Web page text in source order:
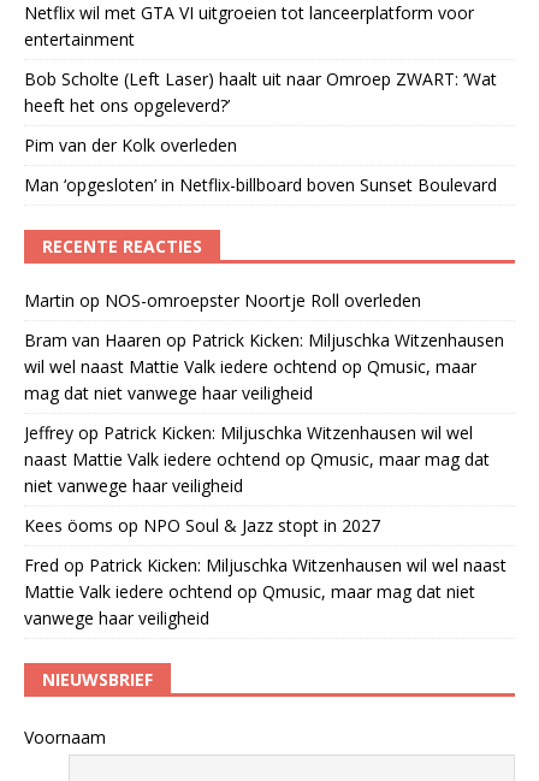
Netflix wil met GTA VI uitgroeien tot lanceerplatform voor
entertainment
Bob Scholte (Left Laser) haalt uit naar Omroep ZWART: ‘Wat
heeft het ons opgeleverd?’
Pim van der Kolk overleden
Man ‘opgesloten’ in Netflix-billboard boven Sunset Boulevard
RECENTE REACTIES
Martin op NOS-omroepster Noortje Roll overleden
Bram van Haaren op Patrick Kicken: Miljuschka Witzenhausen
wil wel naast Mattie Valk iedere ochtend op Qmusic, maar
mag dat niet vanwege haar veiligheid
Jeffrey op Patrick Kicken: Miljuschka Witzenhausen wil wel
naast Mattie Valk iedere ochtend op Qmusic, maar mag dat
niet vanwege haar veiligheid
Kees öoms op NPO Soul & Jazz stopt in 2027
Fred op Patrick Kicken: Miljuschka Witzenhausen wil wel naast
Mattie Valk iedere ochtend op Qmusic, maar mag dat niet
vanwege haar veiligheid
NIEUWSBRIEF
Voornaam